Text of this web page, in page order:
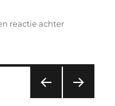
reactie achterop